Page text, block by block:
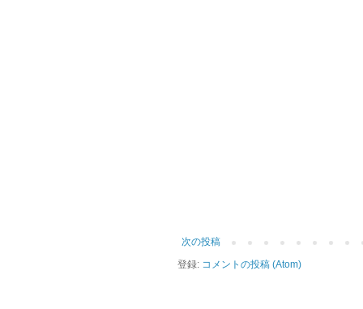
次の投稿
登録: コメントの投稿 (Atom)